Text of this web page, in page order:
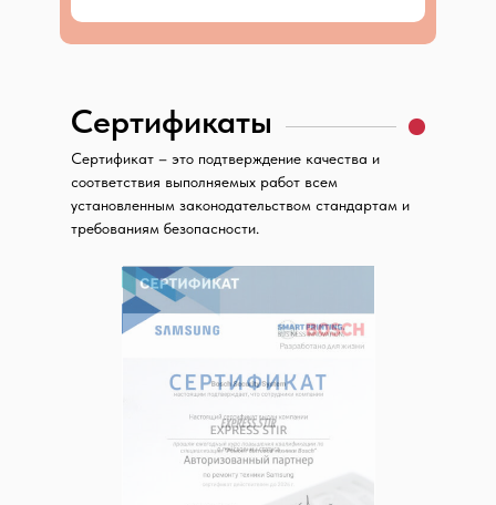
Сертификаты
Сертификат – это подтверждение качества и
соответствия выполняемых работ всем
установленным законодательством стандартам и
требованиям безопасности.